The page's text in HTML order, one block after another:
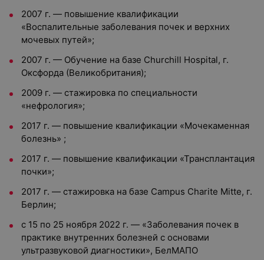
2007 г. — повышение квалификации
«Воспалительные заболевания почек и верхних
мочевых путей»;
2007 г. — Обучение на базе Churchill Hospital, г.
Оксфорда (Великобритания);
2009 г. — стажировка по специальности
«нефрология»;
2017 г. — повышение квалификации «Мочекаменная
болезнь» ;
2017 г. — повышение квалификации «Трансплантация
почки»;
2017 г. — стажировка на базе Campus Charite Mitte, г.
Берлин;
с 15 по 25 ноября 2022 г. — «Заболевания почек в
практике внутренних болезней с основами
ультразвуковой диагностики», БелМАПО